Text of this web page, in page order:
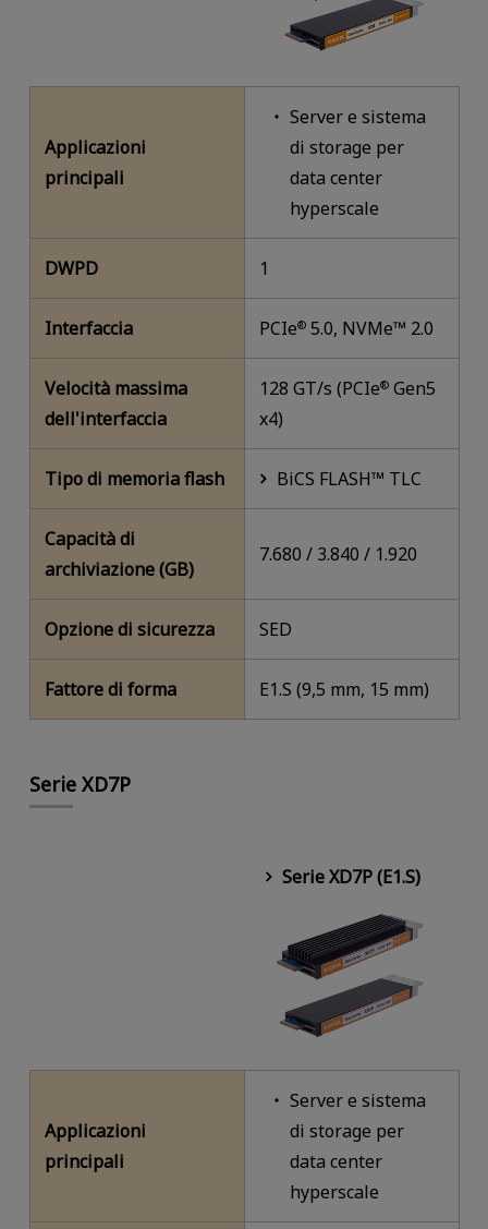
Applicazioni
principali
Server e sistema
di storage per
data center
hyperscale
DWPD 1
Interfaccia PCIe® 5.0, NVMe™ 2.0
Velocità massima
dell'interfaccia
128 GT/s (PCIe® Gen5
x4)
Tipo di memoria flash BiCS FLASH™ TLC
Capacità di
archiviazione (GB)
7.680 / 3.840 / 1.920
Opzione di sicurezza SED
Fattore di forma E1.S (9,5 mm, 15 mm)
Serie XD7P
Serie XD7P (E1.S)
Applicazioni
principali
Server e sistema
di storage per
data center
hyperscale